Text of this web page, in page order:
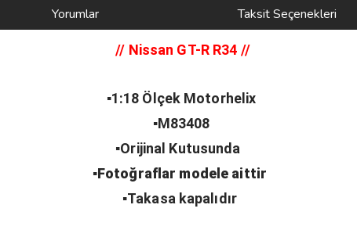
Yorumlar Taksit Seçenekleri
// Nissan GT-R R34 //
▪️1:18 Ölçek Motorhelix
▪️M83408
▪️Orijinal Kutusunda
▪️Fotoğraflar modele aittir
▪️Takasa kapalıdır